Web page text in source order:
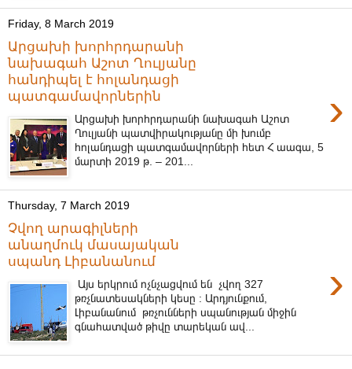
Friday, 8 March 2019
Արցախի խորհրդարանի
նախագահ Աշոտ Ղուլյանը
հանդիպել է հոլանդացի
պատգամավորներին
›
Արցախի խորհրդարանի նախագահ Աշոտ
Ղուլյանի պատվիրակությանը մի խումբ
հոլանդացի պատգամավորների հետ Հ աագա, 5
մարտի 2019 թ. – 201...
Thursday, 7 March 2019
Չվող արագիլների
անաղմուկ մասայական
սպանդ Լիբանանում
›
Այս երկրում ոչնչացվում են չվող 327
թռչնատեսակների կեսը : Արդյունքում,
Լիբանանում թռչունների սպանության միջին
գնահատված թիվը տարեկան ավ...